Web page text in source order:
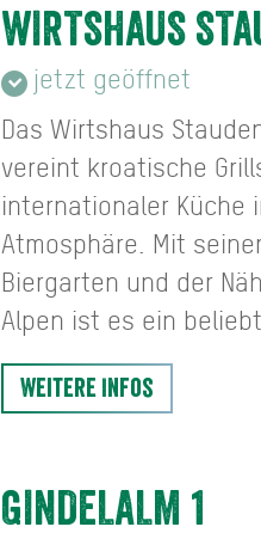
WIRTSHAUS
jetzt geöffnet
Das Wirtshaus
vereint kroatische
internationaler Küche
Atmosphäre. Mit
Biergarten und der
Alpen ist es ein
Weitere Infos
GINDELALM 1